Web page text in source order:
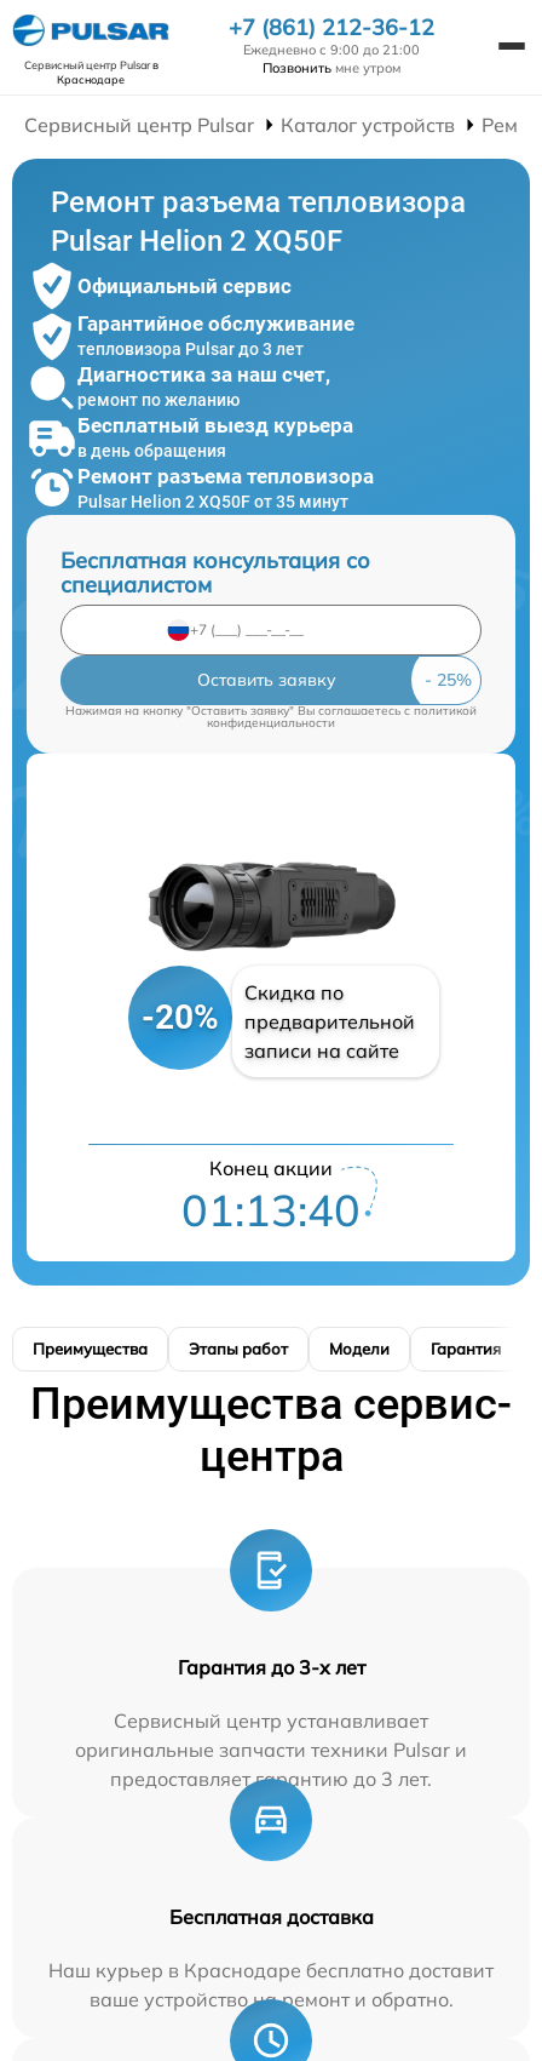
Сервисный центр Pulsarв
Краснодаре
+7 (861) 212-36-12
Ежедневно с 9:00 до 21:00
Позвонить мне утром
Сервисный центр Pulsar Каталог устройств
Ремонт разъема тепловизора
Pulsar Helion 2 XQ50F
Официальный сервис
Гарантийное обслуживание
тепловизора Pulsar до 3 лет
Диагностика за наш счет,
ремонт по желанию
Бесплатный выезд курьера
в день обращения
Ремонт разъема тепловизора
Pulsar Helion 2 XQ50F от 35 минут
Бесплатная консультация со
специалистом
Оставить заявку
Нажимая на кнопку "Оставить заявку" Вы соглашаетесь cполитикой
конфиденциальности
-20%
Скидка по
предварительной
записи на сайте
Конец акции
01:13:39
Преимущества Этапы работ Модели Гарантия
Преимущества сервис-
центра
Гарантия до 3-х лет
Сервисный центр устанавливает
оригинальные запчасти техники Pulsar и
предоставляет гарантию до 3 лет.
Бесплатная доставка
Наш курьер в Краснодаре бесплатно доставит
ваше устройство на ремонт и обратно.